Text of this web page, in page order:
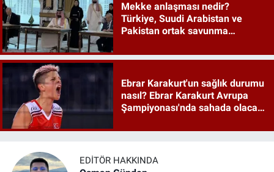
Mekke anlaşması nedir?
Türkiye, Suudi Arabistan ve
Pakistan ortak savunma
Ebrar Karakurt'un sağlık durumu
nasıl? Ebrar Karakurt Avrupa
Şampiyonası'nda sahada olacak
EDITÖR HAKKINDA